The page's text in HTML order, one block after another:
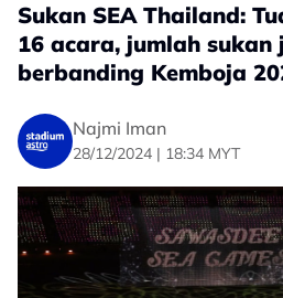
Sukan SEA Thailand:
16 acara, jumlah
berbanding Kemboja
Najmi Iman
28/12/2024 | 18:34 MYT